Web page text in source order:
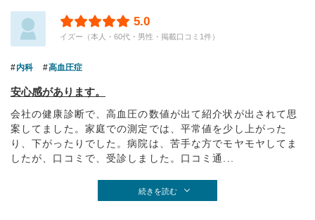
5.0
イズー（本人・60代・男性・掲載口コミ1件）
内科 高血圧症
安心感があります。
会社の健康診断で、高血圧の数値が出て紹介状が出されて思
案してました。家庭での測定では、平常値を少し上がった
り、下がったりでした。病院は、苦手な方でモヤモヤしてま
したが、口コミで、受診しました。口コミ通...
続きを読む